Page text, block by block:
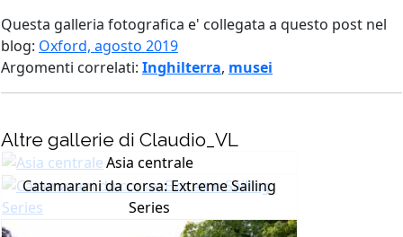
Questa galleria fotografica e' collegata a questo post nel
blog: Oxford, agosto 2019
Argomenti correlati: Inghilterra, musei
Altre gallerie di Claudio_VL
Asia centrale
Catamarani da corsa: Extreme Sailing
Series